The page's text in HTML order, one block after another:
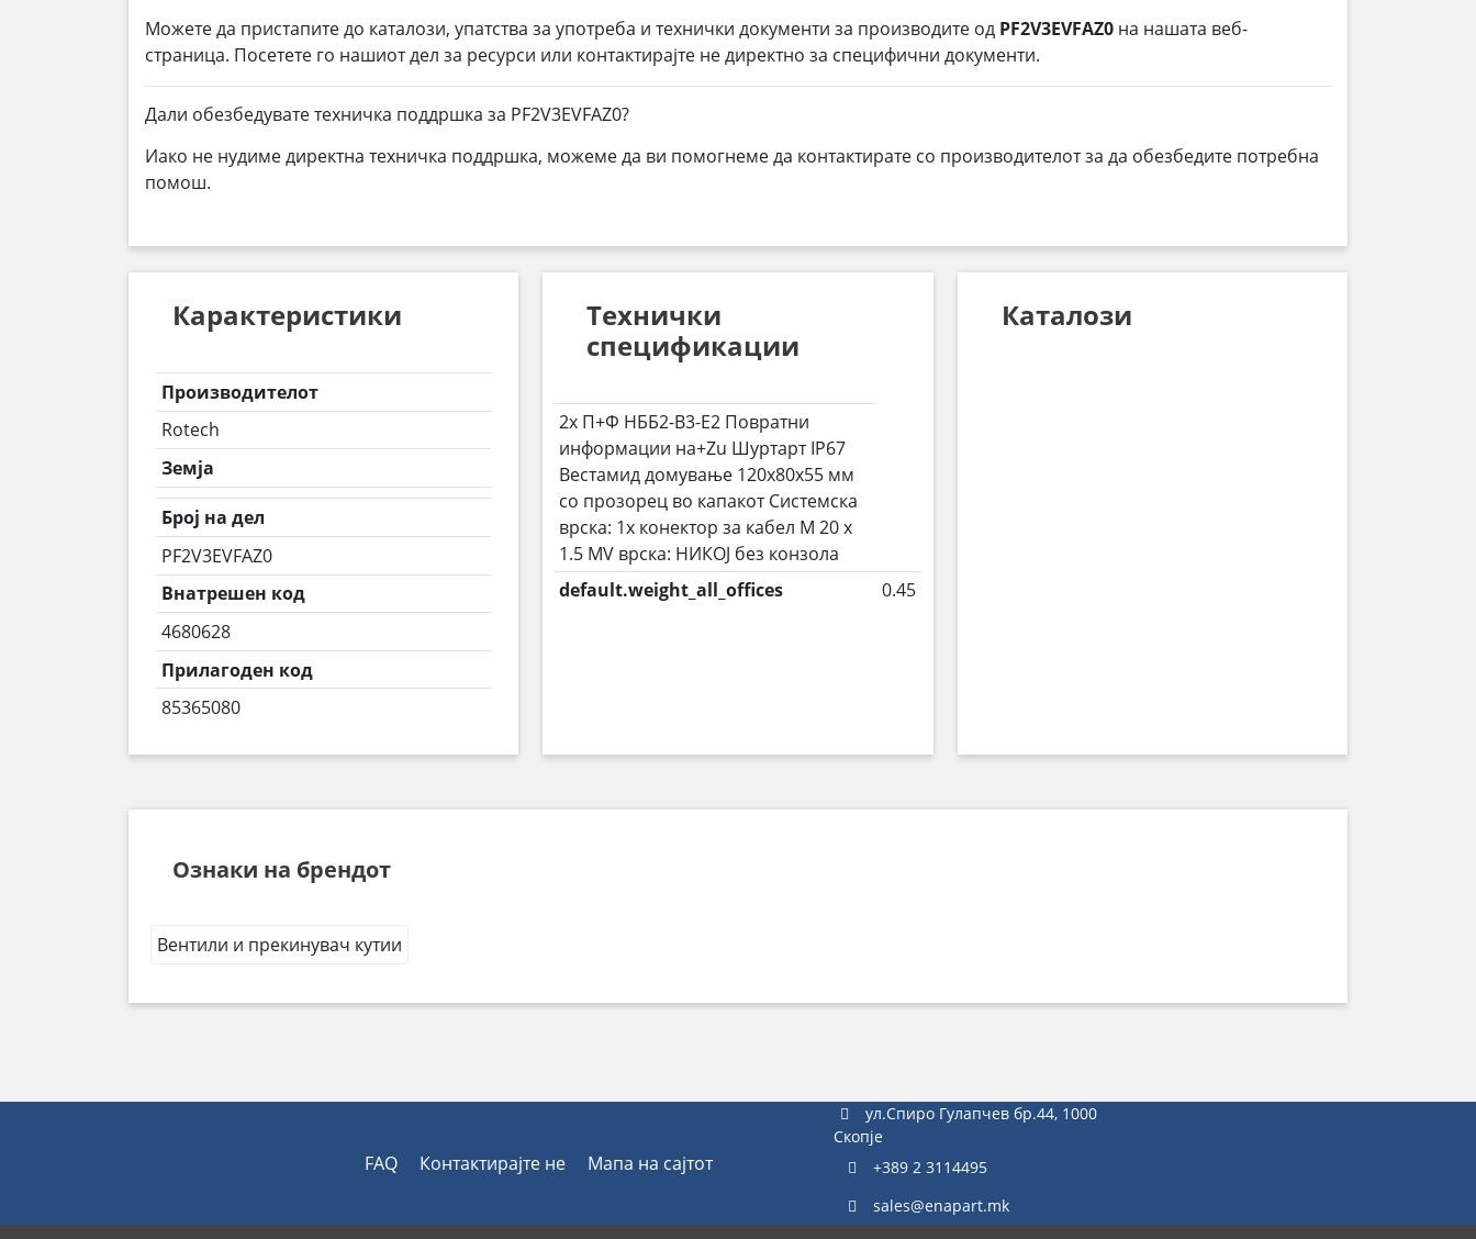
Можете да пристапите до каталози, упатства за употреба и технички документи за производите од PF2V3EVFAZ0 на нашата веб-
страница. Посетете го нашиот дел за ресурси или контактирајте не директно за специфични документи.
Дали обезбедувате техничка поддршка за PF2V3EVFAZ0?
Иако не нудиме директна техничка поддршка, можеме да ви помогнеме да контактирате со производителот за да обезбедите потребна
помош.
Карактеристики
Производителот
Rotech
Земја
Број на дел
PF2V3EVFAZ0
Внатрешен код
4680628
Прилагоден код
85365080
Технички
спецификации
2x П+Ф НББ2-В3-Е2 Повратни
информации на+Zu Шуртарт IP67
Вестамид домување 120x80x55 мм
со прозорец во капакот Системска
врска: 1x конектор за кабел M 20 x
1.5 MV врска: НИКОЈ без конзола
default.weight_all_offices
0.45
Каталози
Ознаки на брендот
Вентили и прекинувач кутии
FAQ Контактирајте не Мапа на сајтот
ул.Спиро Гулапчев бр.44, 1000
Скопје
+389 2 3114495
sales@enapart.mk